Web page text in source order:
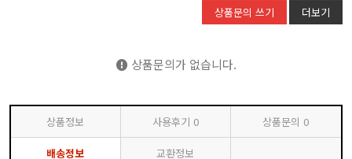
상품문의 쓰기 더보기
상품문의가 없습니다.
상품정보 사용후기 0 상품문의 0
배송정보 교환정보